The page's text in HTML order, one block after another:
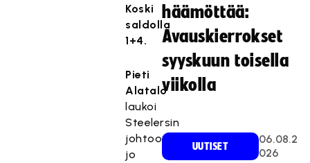
Koski
saldolla
1+4.
Pieti
Alatalo
laukoi
Steelersin
johtoon
jo
häämöttää:
Avauskierrokset
syyskuun toisella
viikolla
UUTISET
06.08.2
026